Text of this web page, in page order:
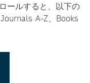
ールすると、以下の
A-Z、Books